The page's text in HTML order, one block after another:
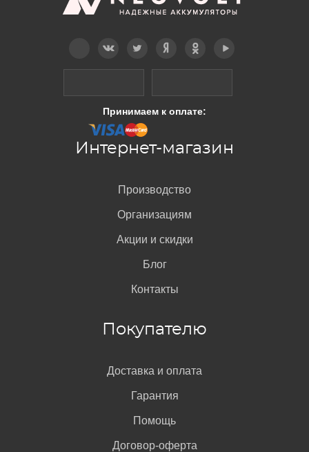
Принимаем к оплате:
Интернет-магазин
Производство
Организациям
Акции и скидки
Блог
Контакты
Покупателю
Доставка и оплата
Гарантия
Помощь
Договор-оферта